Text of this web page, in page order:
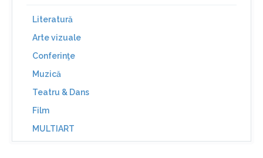
Literatură
Arte vizuale
Conferinţe
Muzică
Teatru & Dans
Film
MULTIART